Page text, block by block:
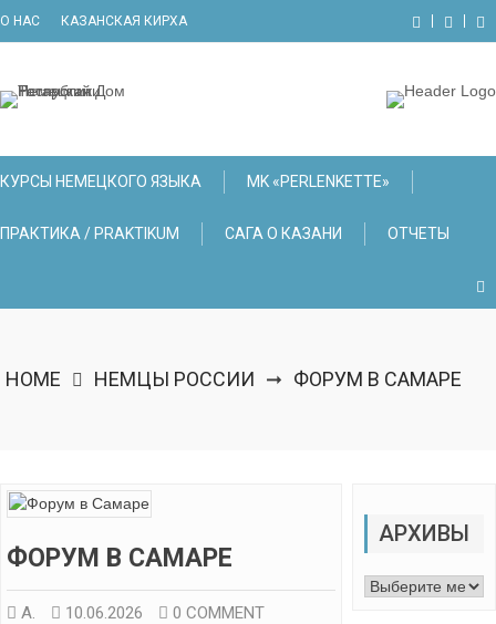
О НАС КАЗАНСКАЯ КИРХА
КУРСЫ НЕМЕЦКОГО ЯЗЫКА МK «PERLENKETTE»
ПРАКТИКА / PRAKTIKUM САГА О КАЗАНИ ОТЧЕТЫ
HOME НЕМЦЫ РОССИИ ➞ ФОРУМ В САМАРЕ
ФОРУМ В САМАРЕ
А. 10.06.2026 0 COMMENT
АРХИВЫ
Архивы